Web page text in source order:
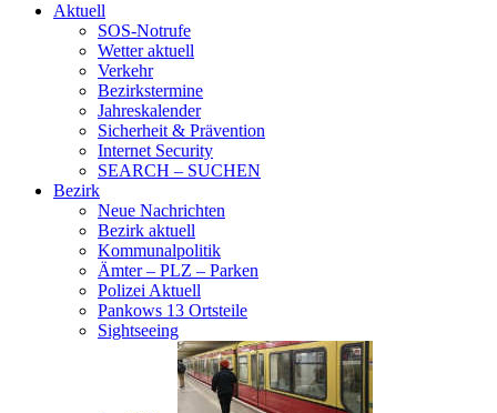
Aktuell
SOS-Notrufe
Wetter aktuell
Verkehr
Bezirkstermine
Jahreskalender
Sicherheit & Prävention
Internet Security
SEARCH – SUCHEN
Bezirk
Neue Nachrichten
Bezirk aktuell
Kommunalpolitik
Ämter – PLZ – Parken
Polizei Aktuell
Pankows 13 Ortsteile
Sightseeing